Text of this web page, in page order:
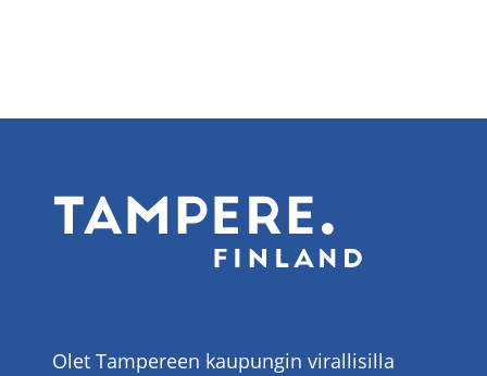
Olet Tampereen kaupungin virallisilla